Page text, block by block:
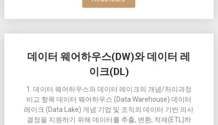
데이터 웨어하우스(DW)와 데이터 레
이크(DL)
1. 데이터 웨어하우스와 데이터 레이크의 개념/처리과정
비교 항목 데이터 웨어하우스 (Data Warehouse) 데이터
레이크 (Data Lake) 개념 기업 및 조직의 데이터 기반 의사
결정을 지원하기 위해 데이터를 추출, 변환, 적재(ETL)하